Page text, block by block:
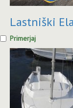
Lastniški
Primerjaj